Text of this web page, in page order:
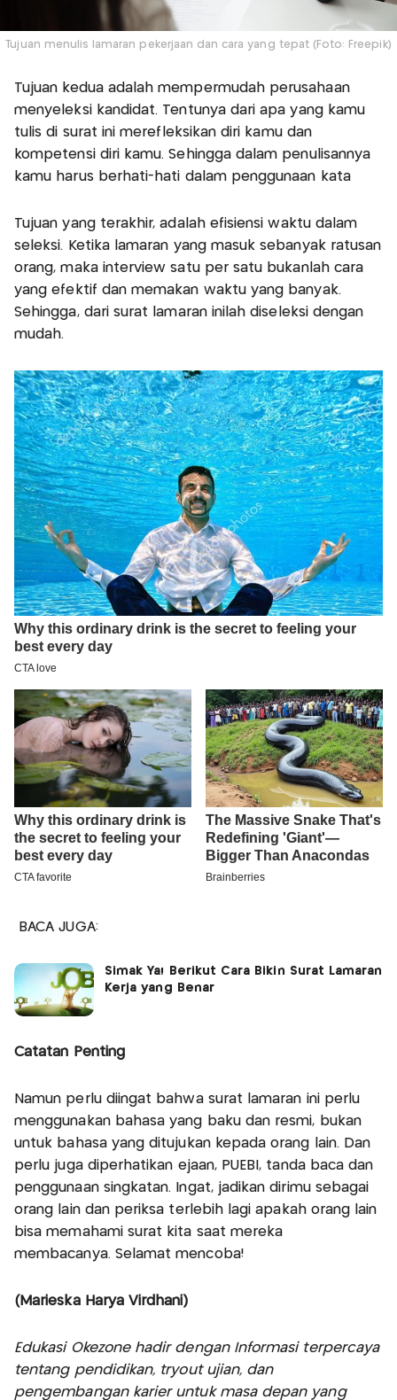
Tujuan menulis lamaran pekerjaan dan cara yang tepat (Foto: Freepik)
Tujuan kedua adalah mempermudah perusahaan
menyeleksi kandidat. Tentunya dari apa yang kamu
tulis di surat ini merefleksikan diri kamu dan
kompetensi diri kamu. Sehingga dalam penulisannya
kamu harus berhati-hati dalam penggunaan kata
Tujuan yang terakhir, adalah efisiensi waktu dalam
seleksi. Ketika lamaran yang masuk sebanyak ratusan
orang, maka interview satu per satu bukanlah cara
yang efektif dan memakan waktu yang banyak.
Sehingga, dari surat lamaran inilah diseleksi dengan
mudah.
BACA JUGA:
Simak Ya! Berikut Cara Bikin Surat Lamaran
Kerja yang Benar
Catatan Penting
Namun perlu diingat bahwa surat lamaran ini perlu
menggunakan bahasa yang baku dan resmi, bukan
untuk bahasa yang ditujukan kepada orang lain. Dan
perlu juga diperhatikan ejaan, PUEBI, tanda baca dan
penggunaan singkatan. Ingat, jadikan dirimu sebagai
orang lain dan periksa terlebih lagi apakah orang lain
bisa memahami surat kita saat mereka
membacanya. Selamat mencoba!
(Marieska Harya Virdhani)
Edukasi Okezone hadir dengan Informasi terpercaya
tentang pendidikan, tryout ujian, dan
pengembangan karier untuk masa depan yang